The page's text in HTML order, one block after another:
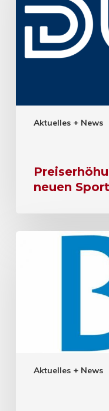
Aktuelles + News
neuen
Aktuelles + News